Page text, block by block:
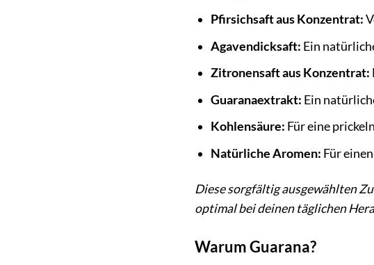
Pfirsichsaft aus Konzentrat:
Agavendicksaft: Ein
Zitronensaft aus Konzentrat:
Guaranaextrakt: Ein
Kohlensäure: Für eine
Natürliche Aromen: Für
Diese sorgfältig ausgewählten
optimal bei deinen täglichen
Warum Guarana?